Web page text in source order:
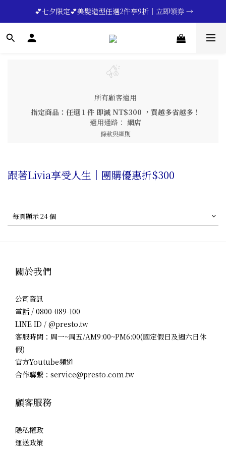
🔥💪My Superdad😍｜全館領券享9折｜立即領券 →
💕七夕限定💕美髮造型任選2件享9折｜立即領券 →
一分鐘登錄保固 | 買得安心又放心🔥▸▸
所有顧客適用
指定商品：任選 1 件 即減 NT$300 ，買越多省越多！
適用通路： 網店
條款與細則
跟著Livia享受人生｜團購優惠折$300
每頁顯示 24 個
關於我們
公司資訊
電話 / 0800-089-100
LINE ID / @presto.tw
客服時間：周一~周五/AM9:00~PM6:00(國定假日及週六日休
假)
官方Youtube頻道
合作聯繫：service@presto.com.tw
顧客服務
隱私權政
運送政策